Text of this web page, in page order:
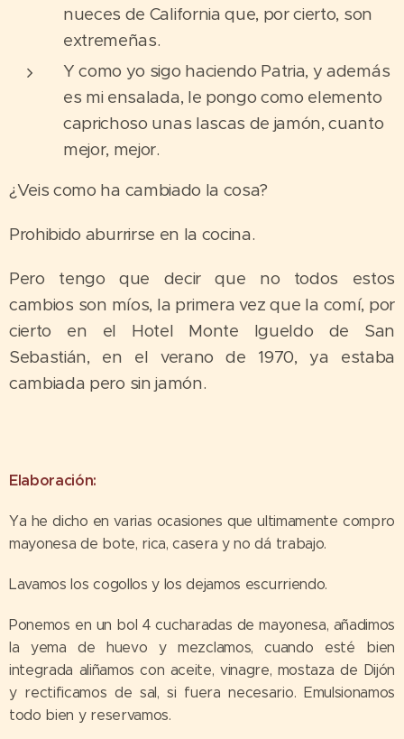
nueces de California que, por cierto, son
extremeñas.
Y como yo sigo haciendo Patria, y además
es mi ensalada, le pongo como elemento
caprichoso unas lascas de jamón, cuanto
mejor, mejor.
¿Veis como ha cambiado la cosa?
Prohibido aburrirse en la cocina.
Pero tengo que decir que no todos estos
cambios son míos, la primera vez que la comí, por
cierto en el Hotel Monte Igueldo de San
Sebastián, en el verano de 1970, ya estaba
cambiada pero sin jamón.
Elaboración:
Ya he dicho en varias ocasiones que ultimamente compro
mayonesa de bote, rica, casera y no dá trabajo.
Lavamos los cogollos y los dejamos escurriendo.
Ponemos en un bol 4 cucharadas de mayonesa, añadimos
la yema de huevo y mezclamos, cuando esté bien
integrada aliñamos con aceite, vinagre, mostaza de Dijón
y rectificamos de sal, si fuera necesario. Emulsionamos
todo bien y reservamos.